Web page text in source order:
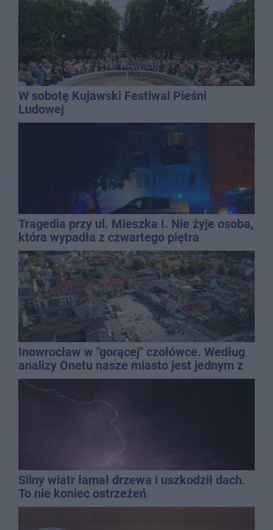
W sobotę Kujawski Festiwal Pieśni
Ludowej
Tragedia przy ul. Mieszka I. Nie żyje osoba,
która wypadła z czwartego piętra
Inowrocław w "gorącej" czołówce. Według
analizy Onetu nasze miasto jest jednym z
najbardziej narażonych na upały
Silny wiatr łamał drzewa i uszkodził dach.
To nie koniec ostrzeżeń